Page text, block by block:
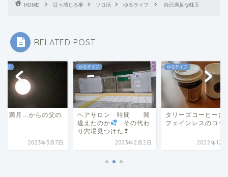
HOME 日々感じる事 ソロ活 ゆるライフ 自己満足な味玉
RELATED POST
イフ
は満月…からの父の
2023年3月7日
ゆるライフ
ヘアサロン 時間 間
違えたのか
その代わ
り穴場見つけた❢
2023年2月2日
ゆるライフ
タリーズコーヒーに
フェインレスのコー
2022年12